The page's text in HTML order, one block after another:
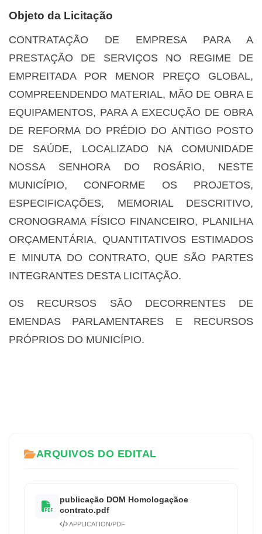
Objeto da Licitação
CONTRATAÇÃO DE EMPRESA PARA A
PRESTAÇÃO DE SERVIÇOS NO REGIME DE
EMPREITADA POR MENOR PREÇO GLOBAL,
COMPREENDENDO MATERIAL, MÃO DE OBRA E
EQUIPAMENTOS, PARA A EXECUÇÃO DE OBRA
DE REFORMA DO PRÉDIO DO ANTIGO POSTO
DE SAÚDE, LOCALIZADO NA COMUNIDADE
NOSSA SENHORA DO ROSÁRIO, NESTE
MUNICÍPIO, CONFORME OS PROJETOS,
ESPECIFICAÇÕES, MEMORIAL DESCRITIVO,
CRONOGRAMA FÍSICO FINANCEIRO, PLANILHA
ORÇAMENTÁRIA, QUANTITATIVOS ESTIMADOS
E MINUTA DO CONTRATO, QUE SÃO PARTES
INTEGRANTES DESTA LICITAÇÃO.
OS RECURSOS SÃO DECORRENTES DE
EMENDAS PARLAMENTARES E RECURSOS
PRÓPRIOS DO MUNICÍPIO.
ARQUIVOS DO EDITAL
publicação DOM Homologaçãoe
contrato.pdf
APPLICATION/PDF